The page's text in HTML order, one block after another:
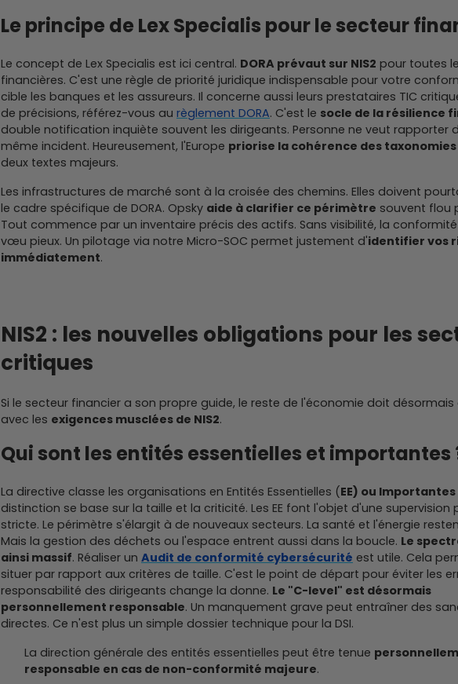
Le principe de Lex Specialis pour le secteur
Le concept de Lex Specialis est ici central. DORA prévaut sur NIS2 pour toutes
financières. C'est une règle de priorité juridique indispensable pour votre
cible les banques et les assureurs. Il concerne aussi leurs prestataires TIC
de précisions, référez-vous au règlement DORA. C'est le socle de la résilience
double notification inquiète souvent les dirigeants. Personne ne veut rapporter
même incident. Heureusement, l'Europe priorise la cohérence des taxonomies
deux textes majeurs.
Les infrastructures de marché sont à la croisée des chemins. Elles doivent
le cadre spécifique de DORA. Opsky aide à clarifier ce périmètre souvent flou
Tout commence par un inventaire précis des actifs. Sans visibilité, la
vœu pieux. Un pilotage via notre Micro-SOC permet justement d'identifier vos
immédiatement.
NIS2 : les nouvelles obligations pour les
critiques
Si le secteur financier a son propre guide, le reste de l'économie doit
avec les exigences musclées de NIS2.
Qui sont les entités essentielles et importantes
La directive classe les organisations en Entités Essentielles (EE) ou Importantes
distinction se base sur la taille et la criticité. Les EE font l'objet d'une supervision
stricte. Le périmètre s'élargit à de nouveaux secteurs. La santé et l'énergie
Mais la gestion des déchets ou l'espace entrent aussi dans la boucle. Le
ainsi massif. Réaliser un Audit de conformité cybersécurité est utile. Cela
situer par rapport aux critères de taille. C'est le point de départ pour éviter les
responsabilité des dirigeants change la donne. Le "C-level" est désormais
personnellement responsable. Un manquement grave peut entraîner des
directes. Ce n'est plus un simple dossier technique pour la DSI.
La direction générale des entités essentielles peut être tenue
responsable en cas de non-conformité majeure.